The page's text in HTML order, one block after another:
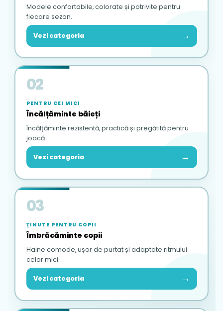
Modele confortabile, colorate și potrivite pentru
fiecare sezon.
Vezi categoria →
02
PENTRU CEI MICI
Încălțăminte băieți
Încălțăminte rezistentă, practică și pregătită pentru
joacă.
Vezi categoria →
03
ȚINUTE PENTRU COPII
Îmbrăcăminte copii
Haine comode, ușor de purtat și adaptate ritmului
celor mici.
Vezi categoria →